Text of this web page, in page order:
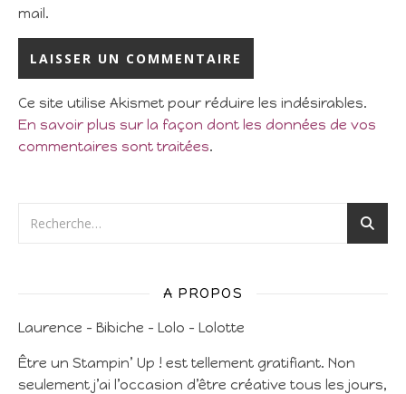
mail.
Ce site utilise Akismet pour réduire les indésirables.
En savoir plus sur la façon dont les données de vos
commentaires sont traitées.
A PROPOS
Laurence – Bibiche – Lolo – Lolotte
Être un Stampin’ Up ! est tellement gratifiant. Non
seulement j’ai l’occasion d’être créative tous les jours,